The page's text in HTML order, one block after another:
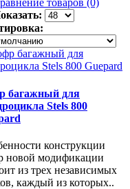
товаров (0)
багажный для
Stels 800
конструкции
новой модификации
из трех независимых
каждый из которых..